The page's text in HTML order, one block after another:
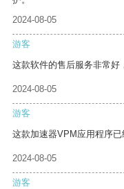
2024-08-05
游客
这款软件的售后服务非常好
2024-08-05
游客
这款加速器VPM应用程序已
2024-08-05
游客